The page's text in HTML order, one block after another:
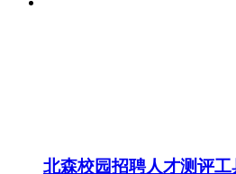
北森校园招聘人才测评